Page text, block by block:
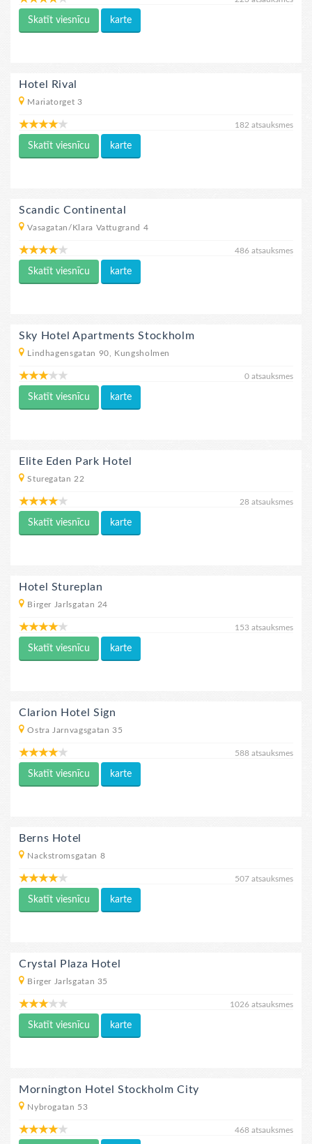
Skatīt viesnīcu karte
Hotel Rival
Mariatorget 3
182 atsauksmes
Skatīt viesnīcu karte
Scandic Continental
Vasagatan/Klara Vattugrand 4
486 atsauksmes
Skatīt viesnīcu karte
Sky Hotel Apartments Stockholm
Lindhagensgatan 90, Kungsholmen
0 atsauksmes
Skatīt viesnīcu karte
Elite Eden Park Hotel
Sturegatan 22
28 atsauksmes
Skatīt viesnīcu karte
Hotel Stureplan
Birger Jarlsgatan 24
153 atsauksmes
Skatīt viesnīcu karte
Clarion Hotel Sign
Ostra Jarnvagsgatan 35
588 atsauksmes
Skatīt viesnīcu karte
Berns Hotel
Nackstromsgatan 8
507 atsauksmes
Skatīt viesnīcu karte
Crystal Plaza Hotel
Birger Jarlsgatan 35
1026 atsauksmes
Skatīt viesnīcu karte
Mornington Hotel Stockholm City
Nybrogatan 53
468 atsauksmes